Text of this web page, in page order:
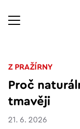
Z PRAŽÍRNY
Proč
tmavěji
21. 6. 2026